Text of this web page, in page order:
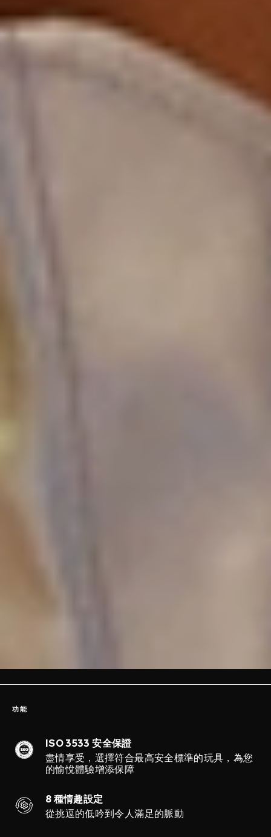
功能
ISO 3533 安全保證
盡情享受，選擇符合最高安全標準的玩具，為您
的愉悅體驗增添保障
8 種情趣設定
從挑逗的低吟到令人滿足的脈動